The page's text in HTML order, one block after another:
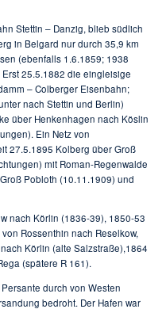
Stettin – Danzig, blieb südlich
in Belgard nur durch 35,9 km
(ebenfalls 1.6.1859; 1938
25.5.1882 die eingleisige
– Colberger Eisenbahn;
nach Stettin und Berlin)
über Henkenhagen nach Köslin
Ein Netz von
27.5.1895 Kolberg über Groß
mit Roman-Regenwalde
Pobloth (10.11.1909) und
nach Körlin (1836-39), 1850-53
Rossenthin nach Reselkow,
Körlin (alte Salzstraße),1864
(spätere R 161).
durch von Westen
bedroht. Der Hafen war